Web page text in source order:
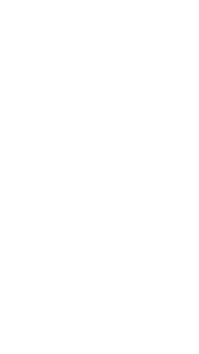
ભારતીય સુરક્ષા દળો હાઈએલર્ટ પર